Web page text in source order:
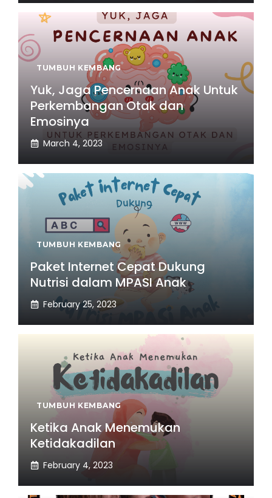
TUMBUH KEMBANG
Yuk, Jaga Pencernaan Anak Untuk
Perkembangan Otak dan
Emosinya
March 4, 2023
TUMBUH KEMBANG
Paket Internet Cepat Dukung
Nutrisi dalam MPASI Anak
February 25, 2023
TUMBUH KEMBANG
Ketika Anak Menemukan
Ketidakadilan
February 4, 2023